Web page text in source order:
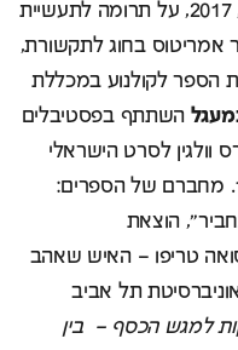
, 2017, על תרומה לתעשיית
אמריטוס בחוג לתקשורת,
הספר לקולנוע במכללת
השתתף בפסטיבלים
וולגין לסרט הישראלי
הטוב ביותר בפסטיבל ירושלים 1993. מחברם של הספרים:
הוצאת
הפתוחה, 1995; "פרנסואה טריפו – האיש שאהב
תל אביב
למגש הכסף – בין